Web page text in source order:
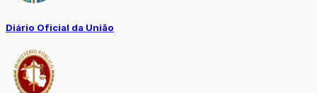
Diário Oficial da União